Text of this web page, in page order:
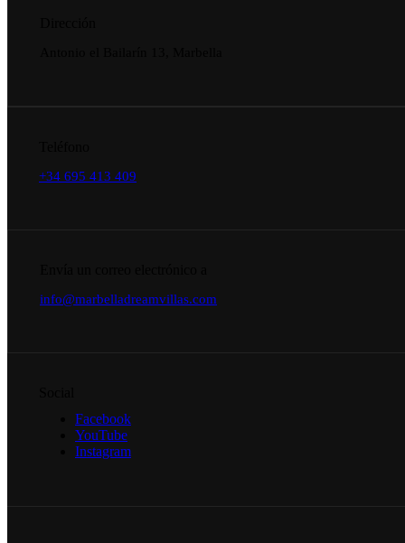
+34 695 413 409
info@marbelladreamvillas.com
Facebook
YouTube
Instagram